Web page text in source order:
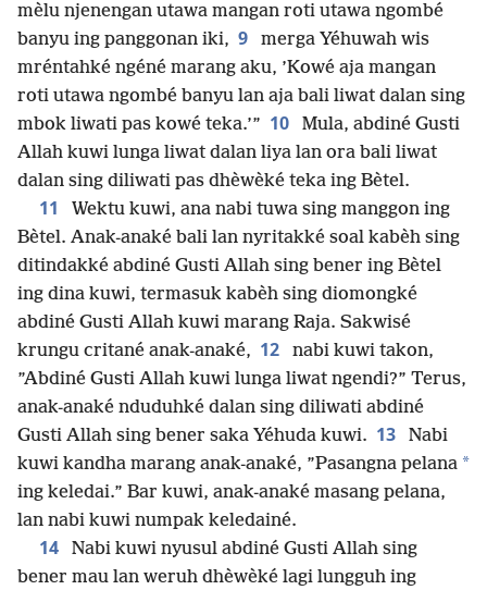
mèlu njenengan utawa mangan roti utawa ngombé
banyu ing panggonan iki, 9
merga Yéhuwah wis
mréntahké ngéné marang aku, ’Kowé aja mangan
roti utawa ngombé banyu lan aja bali liwat dalan sing
mbok liwati pas kowé teka.’” 10
Mula, abdiné Gusti
Allah kuwi lunga liwat dalan liya lan ora bali liwat
dalan sing diliwati pas dhèwèké teka ing Bètel.
11
Wektu kuwi, ana nabi tuwa sing manggon ing
Bètel. Anak-anaké bali lan nyritakké soal kabèh sing
ditindakké abdiné Gusti Allah sing bener ing Bètel
ing dina kuwi, termasuk kabèh sing diomongké
abdiné Gusti Allah kuwi marang Raja. Sakwisé
krungu critané anak-anaké, 12
nabi kuwi takon,
”Abdiné Gusti Allah kuwi lunga liwat ngendi?” Terus,
anak-anaké nduduhké dalan sing diliwati abdiné
Gusti Allah sing bener saka Yéhuda kuwi. 13
Nabi
kuwi kandha marang anak-anaké, ”Pasangna pelana *
ing keledai.” Bar kuwi, anak-anaké masang pelana,
lan nabi kuwi numpak keledainé.
14
Nabi kuwi nyusul abdiné Gusti Allah sing
bener mau lan weruh dhèwèké lagi lungguh ing